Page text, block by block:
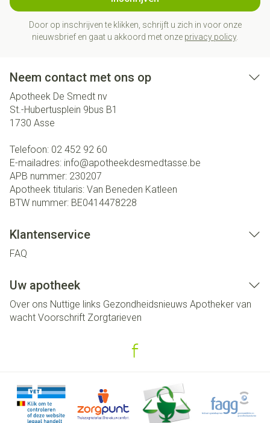
Door op inschrijven te klikken, schrijft u zich in voor onze
nieuwsbrief en gaat u akkoord met onze privacy policy.
Neem contact met ons op
Apotheek De Smedt nv
St.-Hubertusplein 9bus B1
1730 Asse
Telefoon: 02 452 92 60
E-mailadres: info@apotheekdesmedtasse.be
APB nummer: 230207
Apotheek titularis: Van Beneden Katleen
BTW nummer: BE0414478228
Klantenservice
FAQ
Uw apotheek
Over ons Nuttige links Gezondheidsnieuws Apotheker van
wacht Voorschrift Zorgtarieven